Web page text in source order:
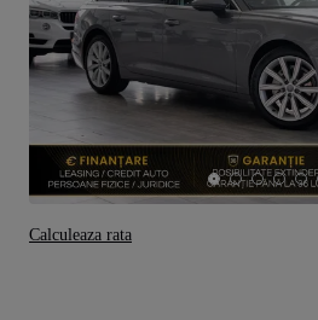
Calculeaza rata